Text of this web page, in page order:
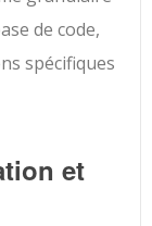
de code,
spécifiques
et